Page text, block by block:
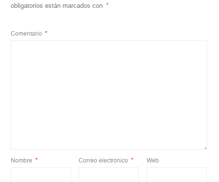
obligatorios están marcados con
*
Comentario *
Nombre * Correo electrónico * Web